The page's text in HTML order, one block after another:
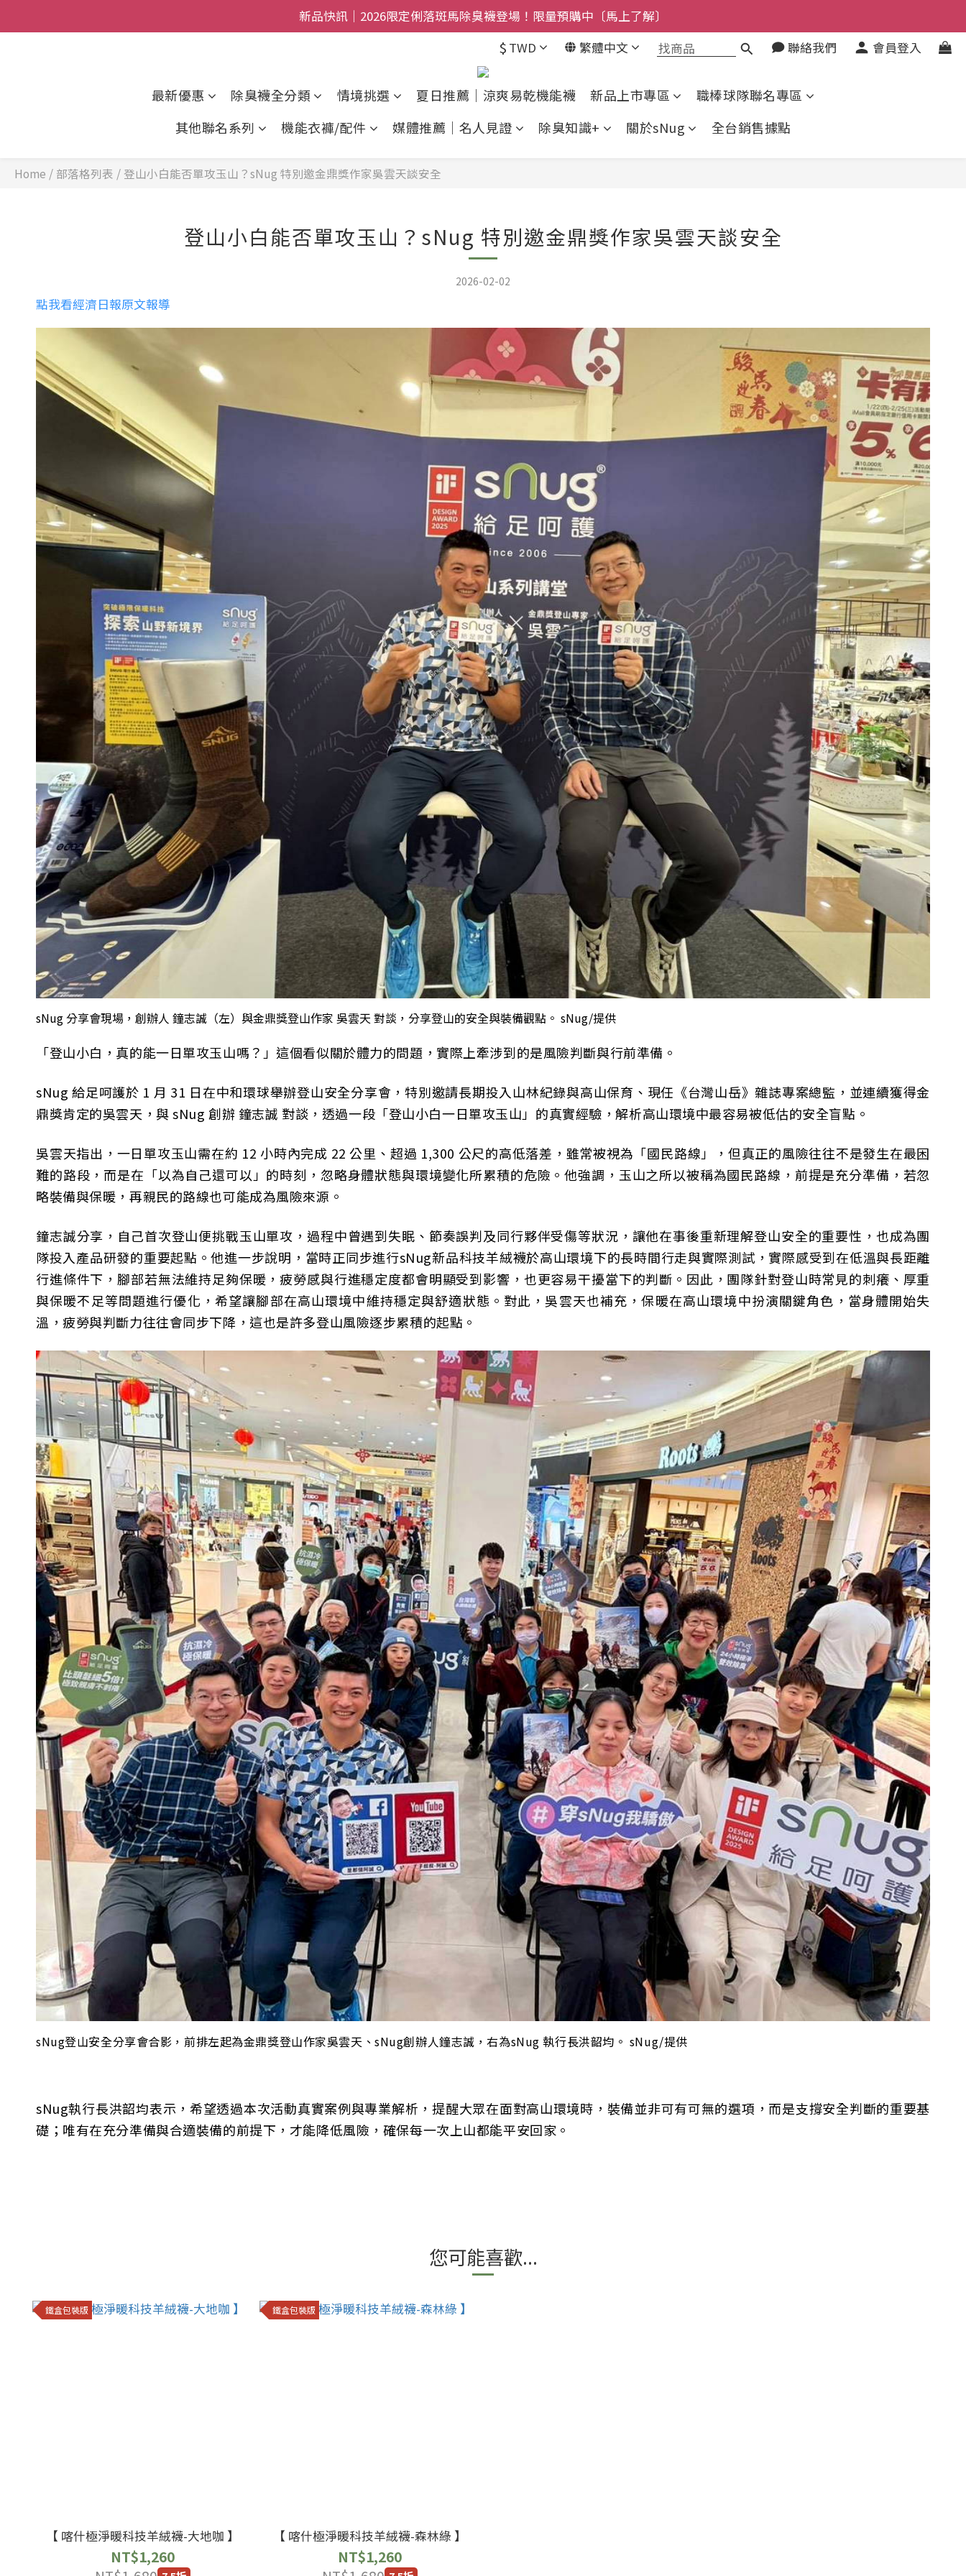
全館$800免運｜任搭８折起｜滿額再送新品-悠哉斑馬襪〔立即了解〕
父親節禮盒登場｜把舒適送進爸爸的每一天，日夜呵護一次備好〔馬上了解〕
全館$800免運｜任搭８折起｜滿額再送新品-悠哉斑馬襪〔立即了解〕
$ TWD 繁體中文 聯絡我們 會員登入
最新優惠 除臭襪全分類 情境挑選 夏日推薦｜涼爽易乾機能襪 新品上市專區
職棒球隊聯名專區
其他聯名系列
機能衣褲/配件 媒體推薦｜名人見證 除臭知識+ 關於sNug 全台銷售據點
Home / 部落格列表 / 登山小白能否單攻玉山？sNug 特別邀金鼎獎作家吳雲天談安全
登山小白能否單攻玉山？sNug 特別邀金鼎獎作家吳雲天談安全
2026-02-02
點我看經濟日報原文報導
sNug 分享會現場，創辦人 鐘志誠（左）與金鼎獎登山作家 吳雲天 對談，分享登山的安全與裝備觀點。 sNug/提供
「登山小白，真的能一日單攻玉山嗎？」這個看似關於體力的問題，實際上牽涉到的是風險判斷與行前準備。
sNug 給足呵護於 1 月 31 日在中和環球舉辦登山安全分享會，特別邀請長期投入山林紀錄與高山保育、現任《台灣山岳》雜誌專案總監，並連續獲得金
鼎獎肯定的吳雲天，與 sNug 創辦 鐘志誠 對談，透過一段「登山小白一日單攻玉山」的真實經驗，解析高山環境中最容易被低估的安全盲點。
吳雲天指出，一日單攻玉山需在約 12 小時內完成 22 公里、超過 1,300 公尺的高低落差，雖常被視為「國民路線」，但真正的風險往往不是發生在最困
難的路段，而是在「以為自己還可以」的時刻，忽略身體狀態與環境變化所累積的危險。他強調，玉山之所以被稱為國民路線，前提是充分準備，若忽
略裝備與保暖，再親民的路線也可能成為風險來源。
鐘志誠分享，自己首次登山便挑戰玉山單攻，過程中曾遇到失眠、節奏誤判及同行夥伴受傷等狀況，讓他在事後重新理解登山安全的重要性，也成為團
隊投入產品研發的重要起點。他進一步說明，當時正同步進行sNug新品科技羊絨襪於高山環境下的長時間行走與實際測試，實際感受到在低溫與長距離
行進條件下，腳部若無法維持足夠保暖，疲勞感與行進穩定度都會明顯受到影響，也更容易干擾當下的判斷。因此，團隊針對登山時常見的刺癢、厚重
與保暖不足等問題進行優化，希望讓腳部在高山環境中維持穩定與舒適狀態。對此，吳雲天也補充，保暖在高山環境中扮演關鍵角色，當身體開始失
溫，疲勞與判斷力往往會同步下降，這也是許多登山風險逐步累積的起點。
sNug登山安全分享會合影，前排左起為金鼎獎登山作家吳雲天、sNug創辦人鐘志誠，右為sNug 執行長洪韶均。 sNug/提供
sNug執行長洪韶均表示，希望透過本次活動真實案例與專業解析，提醒大眾在面對高山環境時，裝備並非可有可無的選項，而是支撐安全判斷的重要基
礎；唯有在充分準備與合適裝備的前提下，才能降低風險，確保每一次上山都能平安回家。
您可能喜歡...
鐵盒包裝版
【 喀什極淨暖科技羊絨襪-大地咖 】
NT$1,260
鐵盒包裝版
【 喀什極淨暖科技羊絨襪-森林綠 】
NT$1,260